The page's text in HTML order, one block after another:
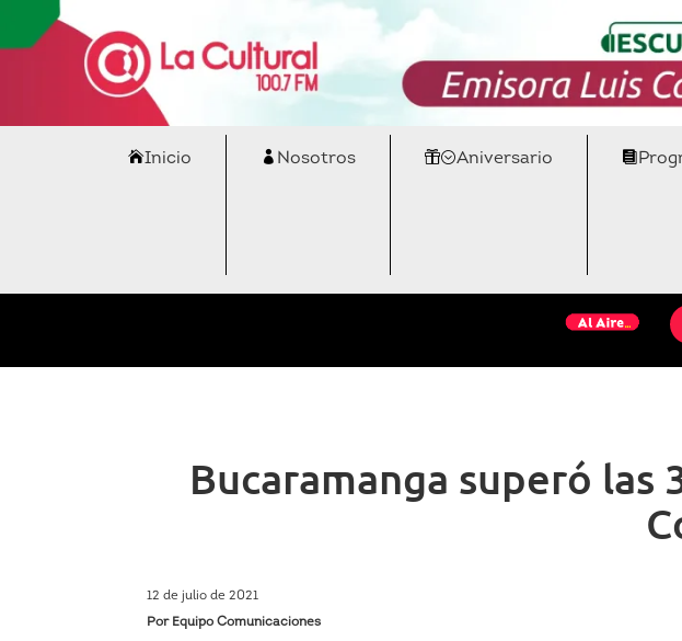
Inicio Nosotros Aniversario
Bucaramanga superó las
12 de julio de 2021
Por Equipo Comunicaciones